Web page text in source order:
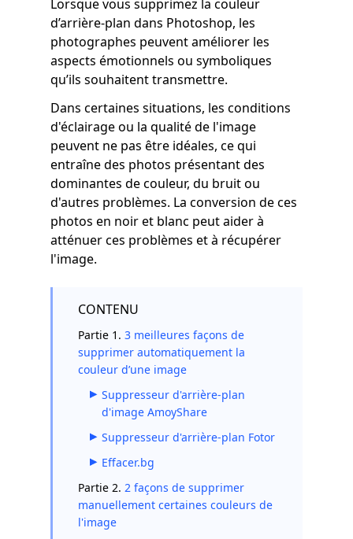
Lorsque vous supprimez la couleur
d’arrière-plan dans Photoshop, les
photographes peuvent améliorer les
aspects émotionnels ou symboliques
qu’ils souhaitent transmettre.
Dans certaines situations, les conditions
d'éclairage ou la qualité de l'image
peuvent ne pas être idéales, ce qui
entraîne des photos présentant des
dominantes de couleur, du bruit ou
d'autres problèmes. La conversion de ces
photos en noir et blanc peut aider à
atténuer ces problèmes et à récupérer
l'image.
CONTENU
Partie 1. 3 meilleures façons de
supprimer automatiquement la
couleur d’une image
Suppresseur d'arrière-plan
d'image AmoyShare
Suppresseur d'arrière-plan Fotor
Effacer.bg
Partie 2. 2 façons de supprimer
manuellement certaines couleurs de
l'image